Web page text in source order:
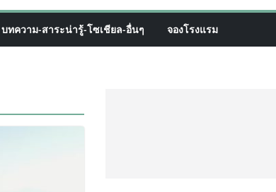
บทความ-สาระน่ารู้-โซเชียล-อื่นๆ จองโรงแรม